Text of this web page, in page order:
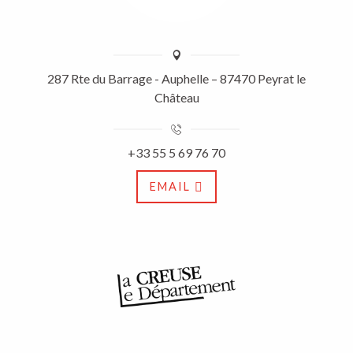
287 Rte du Barrage - Auphelle – 87470 Peyrat le
Château
+33 55 5 69 76 70
EMAIL